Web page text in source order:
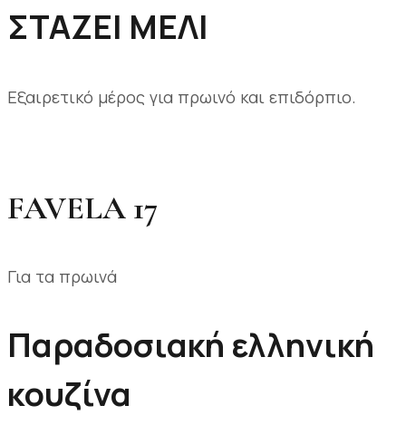
ΣΤΑΖΕΙ ΜΕΛΙ
Εξαιρετικό μέρος για πρωινό και επιδόρπιο.
FAVELA 17
Για τα πρωινά
Παραδοσιακή ελληνική
κουζίνα